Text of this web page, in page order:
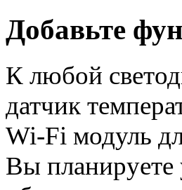
Добавьте
К любой
датчик
Wi-Fi модуль
Вы планируете